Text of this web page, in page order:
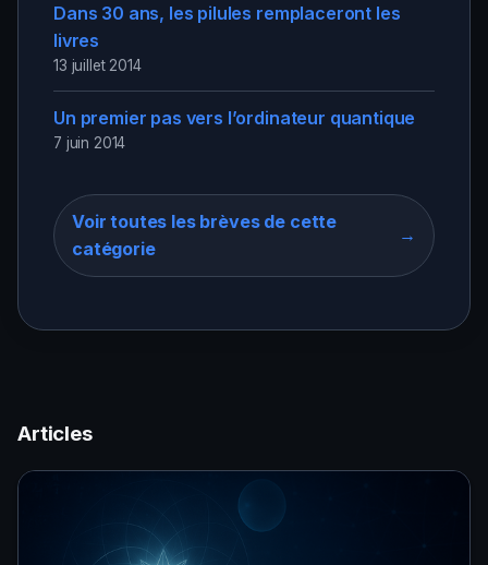
Dans 30 ans, les pilules remplaceront les
livres
13 juillet 2014
Un premier pas vers l’ordinateur quantique
7 juin 2014
Voir toutes les brèves de cette
catégorie
→
Articles